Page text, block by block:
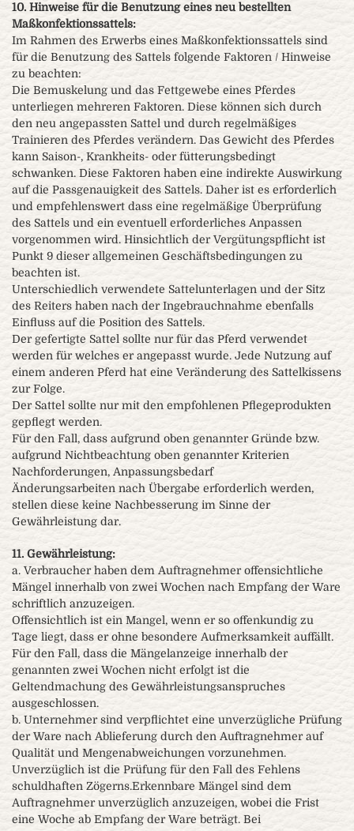
10. Hinweise für die Benutzung eines neu bestellten
Maßkonfektionssattels:
Im Rahmen des Erwerbs eines Maßkonfektionssattels sind
für die Benutzung des Sattels folgende Faktoren / Hinweise
zu beachten:
Die Bemuskelung und das Fettgewebe eines Pferdes
unterliegen mehreren Faktoren. Diese können sich durch
den neu angepassten Sattel und durch regelmäßiges
Trainieren des Pferdes verändern. Das Gewicht des Pferdes
kann Saison-, Krankheits- oder fütterungsbedingt
schwanken. Diese Faktoren haben eine indirekte Auswirkung
auf die Passgenauigkeit des Sattels. Daher ist es erforderlich
und empfehlenswert dass eine regelmäßige Überprüfung
des Sattels und ein eventuell erforderliches Anpassen
vorgenommen wird. Hinsichtlich der Vergütungspflicht ist
Punkt 9 dieser allgemeinen Geschäftsbedingungen zu
beachten ist.
Unterschiedlich verwendete Sattelunterlagen und der Sitz
des Reiters haben nach der Ingebrauchnahme ebenfalls
Einfluss auf die Position des Sattels.
Der gefertigte Sattel sollte nur für das Pferd verwendet
werden für welches er angepasst wurde. Jede Nutzung auf
einem anderen Pferd hat eine Veränderung des Sattelkissens
zur Folge.
Der Sattel sollte nur mit den empfohlenen Pflegeprodukten
gepflegt werden.
Für den Fall, dass aufgrund oben genannter Gründe bzw.
aufgrund Nichtbeachtung oben genannter Kriterien
Nachforderungen, Anpassungsbedarf
Änderungsarbeiten nach Übergabe erforderlich werden,
stellen diese keine Nachbesserung im Sinne der
Gewährleistung dar.
11. Gewährleistung:
a. Verbraucher haben dem Auftragnehmer offensichtliche
Mängel innerhalb von zwei Wochen nach Empfang der Ware
schriftlich anzuzeigen.
Offensichtlich ist ein Mangel, wenn er so offenkundig zu
Tage liegt, dass er ohne besondere Aufmerksamkeit auffällt.
Für den Fall, dass die Mängelanzeige innerhalb der
genannten zwei Wochen nicht erfolgt ist die
Geltendmachung des Gewährleistungsanspruches
ausgeschlossen.
b. Unternehmer sind verpflichtet eine unverzügliche Prüfung
der Ware nach Ablieferung durch den Auftragnehmer auf
Qualität und Mengenabweichungen vorzunehmen.
Unverzüglich ist die Prüfung für den Fall des Fehlens
schuldhaften Zögerns.Erkennbare Mängel sind dem
Auftragnehmer unverzüglich anzuzeigen, wobei die Frist
eine Woche ab Empfang der Ware beträgt. Bei